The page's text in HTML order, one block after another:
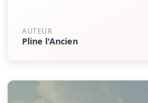
AUTEUR
Pline l'Ancien